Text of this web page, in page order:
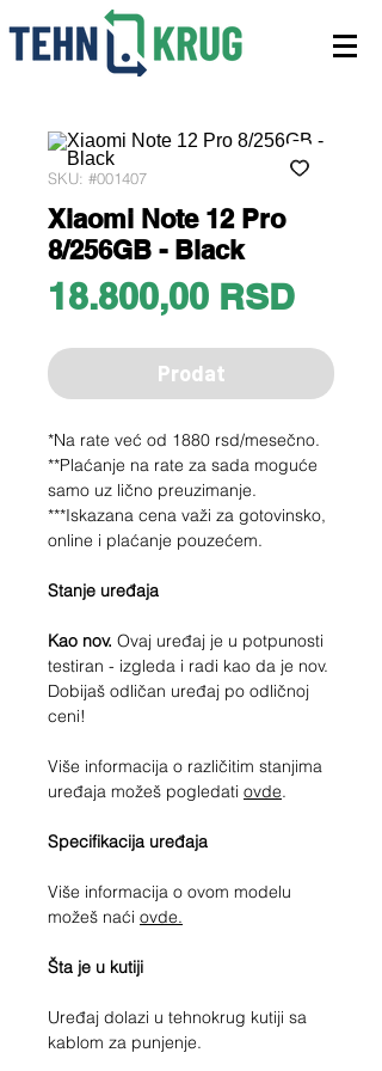
SKU: #001407
Xiaomi Note 12 Pro
8/256GB - Black
18.800,00 RSDPrice
Prodat
*Na rate već od 1880 rsd/mesečno.
**Plaćanje na rate za sada moguće
samo uz lično preuzimanje.
***Iskazana cena važi za gotovinsko,
online i plaćanje pouzećem.
Stanje uređaja
Kao nov. Ovaj uređaj je u potpunosti
testiran - izgleda i radi kao da je nov.
Dobijaš odličan uređaj po odličnoj
ceni!
Više informacija o različitim stanjima
uređaja možeš pogledati ovde.
Specifikacija uređaja
Više informacija o ovom modelu
možeš naći ovde.
Šta je u kutiji
Uređaj dolazi u tehnokrug kutiji sa
kablom za punjenje.